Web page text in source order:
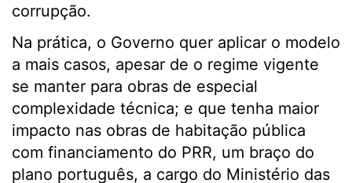
corrupção.
Na prática, o Governo quer aplicar o modelo
a mais casos, apesar de o regime vigente
se manter para obras de especial
complexidade técnica; e que tenha maior
impacto nas obras de habitação pública
com financiamento do PRR, um braço do
plano português, a cargo do Ministério das